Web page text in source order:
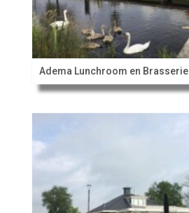
Adema Lunchroom en Brasserie